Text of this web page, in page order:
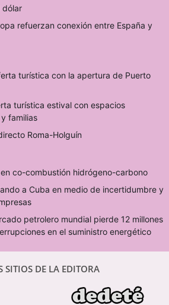
dólar
refuerzan conexión entre España y
turística con la apertura de Puerto
turística estival con espacios
familias
Roma-Holguín
co-combustión hidrógeno-carbono
a Cuba en medio de incertidumbre y
petrolero mundial pierde 12 millones
en el suministro energético
SITIOS DE LA EDITORA